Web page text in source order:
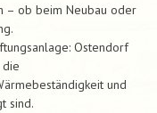
– ob beim Neubau oder
Ostendorf
die
und
sind.